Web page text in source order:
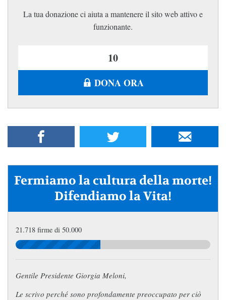
La tua donazione ci aiuta a mantenere il sito web attivo e
funzionante.
DONA ORA
Fermiamo la cultura della morte!
Difendiamo la Vita!
21.718 firme di 50.000
Gentile Presidente Giorgia Meloni,
Le scrivo perché sono profondamente preoccupato per ciò